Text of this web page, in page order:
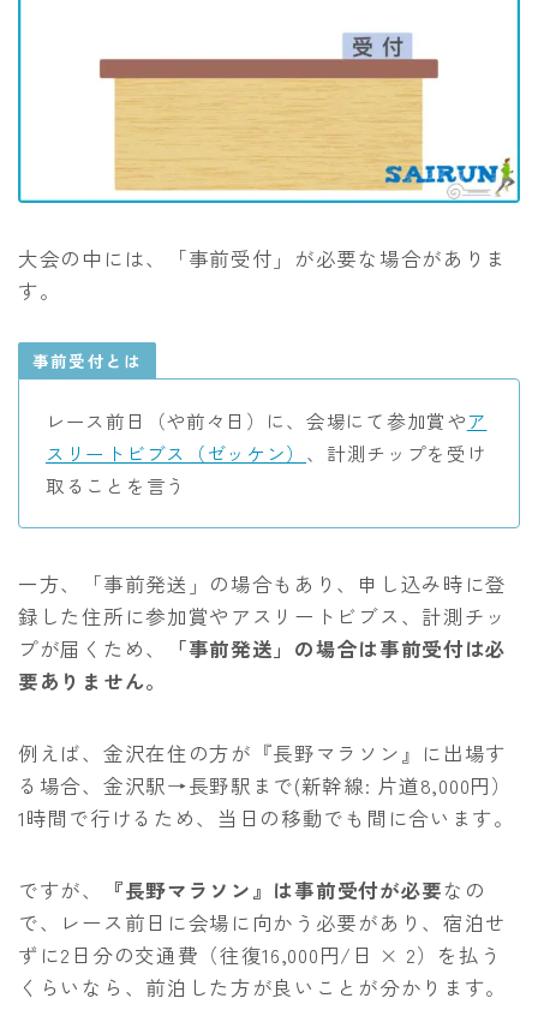
大会の中には、「事前受付」が必要な場合がありま
す。
事前受付とは
レース前日（や前々日）に、会場にて参加賞やア
スリートビブス（ゼッケン） 、計測チップを受け
取ることを言う
一方、「事前発送」の場合もあり、申し込み時に登
録した住所に参加賞やアスリートビブス、計測チッ
プが届くため、
「事前発送」の場合は事前受付は必
要ありません。
例えば、金沢在住の方が『長野マラソン』に出場す
る場合、金沢駅→長野駅まで(新幹線: 片道8,000円）
1時間で行けるため、当日の移動でも間に合います。
ですが、 『長野マラソン』は事前受付が必要なの
で、レース前日に会場に向かう必要があり、宿泊せ
ずに2日分の交通費（往復16,000円/日 × 2）を払う
くらいなら、前泊した方が良いことが分かります。